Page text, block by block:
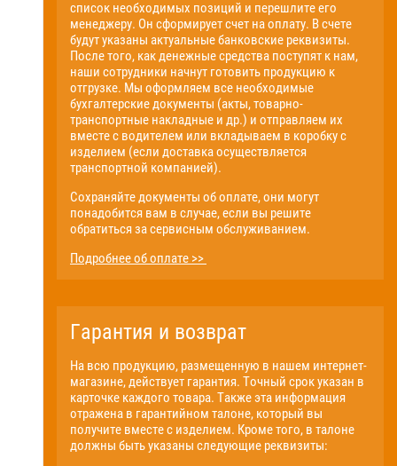
список необходимых позиций и перешлите его
менеджеру. Он сформирует счет на оплату. В счете
будут указаны актуальные банковские реквизиты.
После того, как денежные средства поступят к нам,
наши сотрудники начнут готовить продукцию к
отгрузке. Мы оформляем все необходимые
бухгалтерские документы (акты, товарно-
транспортные накладные и др.) и отправляем их
вместе с водителем или вкладываем в коробку с
изделием (если доставка осуществляется
транспортной компанией).
Сохраняйте документы об оплате, они могут
понадобится вам в случае, если вы решите
обратиться за сервисным обслуживанием.
Подробнее об оплате >>
Гарантия и возврат
На всю продукцию, размещенную в нашем интернет-
магазине, действует гарантия. Точный срок указан в
карточке каждого товара. Также эта информация
отражена в гарантийном талоне, который вы
получите вместе с изделием. Кроме того, в талоне
должны быть указаны следующие реквизиты: